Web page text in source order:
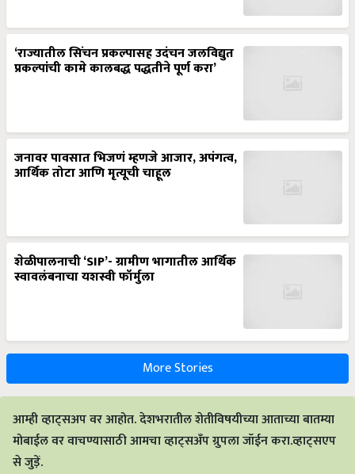
‘राज्यातील सिंचन प्रकल्पासह उदंचन जलविद्युत
प्रकल्पांची कामे कालबद्ध पद्धतीने पूर्ण करा’
जनावर पावसात भिजणं म्हणजे आजार, अपंगत्व,
आर्थिक तोटा आणि मृत्यूची चाहूल
शेळीपालनाची ‘SIP’- ग्रामीण भागातील आर्थिक
स्वावलंबनाचा यशस्वी फॉर्मुला
More Stories
आम्ही व्हाट्सअप वर आहोत. देशभरातील शेतीविषयीच्या आताच्या बातम्या
मोबाईल वर वाचण्यासाठी आमचा व्हाट्सअँप ग्रुपला जॉईन करा.व्हाट्सएप
से जुड़ें.